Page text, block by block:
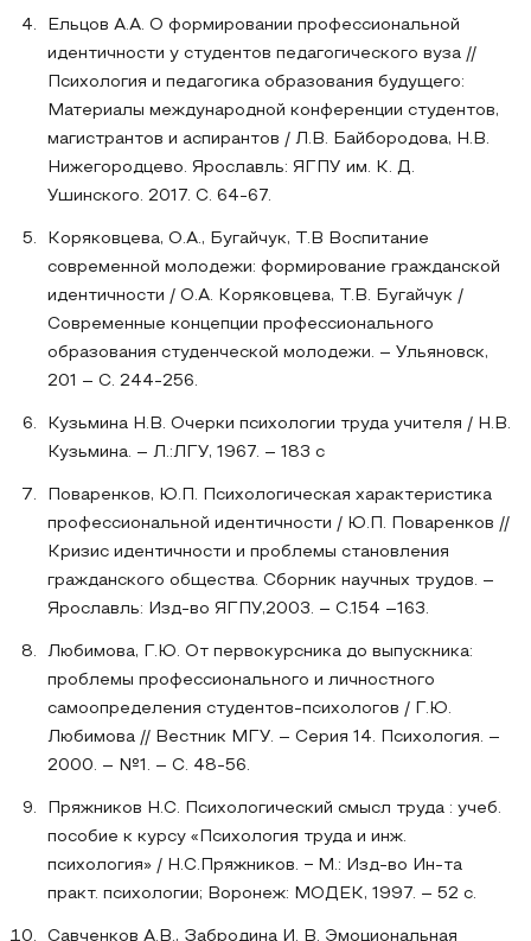
Ельцов А.А. О формировании профессиональной
идентичности у студентов педагогического вуза //
Психология и педагогика образования будущего:
Материалы международной конференции студентов,
магистрантов и аспирантов / Л.В. Байбородова, Н.В.
Нижегородцево. Ярославль: ЯГПУ им. К. Д.
Ушинского. 2017. С. 64-67.
Коряковцева, О.А., Бугайчук, Т.В Воспитание
современной молодежи: формирование гражданской
идентичности / О.А. Коряковцева, Т.В. Бугайчук /
Современные концепции профессионального
образования студенческой молодежи. – Ульяновск,
201 – С. 244-256.
Кузьмина Н.В. Очерки психологии труда учителя / Н.В.
Кузьмина. – Л.:ЛГУ, 1967. – 183 с
Поваренков, Ю.П. Психологическая характеристика
профессиональной идентичности / Ю.П. Поваренков //
Кризис идентичности и проблемы становления
гражданского общества. Сборник научных трудов. –
Ярославль: Изд-во ЯГПУ,2003. – С.154 –163.
Любимова, Г.Ю. От первокурсника до выпускника:
проблемы профессионального и личностного
самоопределения студентов-психологов / Г.Ю.
Любимова // Вестник МГУ. – Серия 14. Психология. –
2000. – №1. – С. 48-56.
Пряжников Н.С. Психологический смысл труда : учеб.
пособие к курсу «Психология труда и инж.
психология» / Н.С.Пряжников. − М.: Изд-во Ин-та
практ. психологии; Воронеж: МОДЕК, 1997. – 52 с.
Савченков А.В., Забродина И. В. Эмоциональная